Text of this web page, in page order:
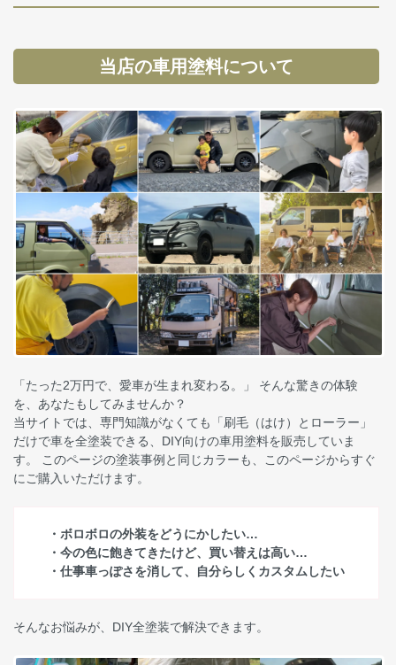
当店の車用塗料について
「たった2万円で、愛車が生まれ変わる。」 そんな驚きの体験
を、あなたもしてみませんか？
当サイトでは、専門知識がなくても「刷毛（はけ）とローラー」
だけで車を全塗装できる、DIY向けの車用塗料を販売していま
す。 このページの塗装事例と同じカラーも、このページからすぐ
にご購入いただけます。
・ボロボロの外装をどうにかしたい…
・今の色に飽きてきたけど、買い替えは高い…
・仕事車っぽさを消して、自分らしくカスタムしたい
そんなお悩みが、DIY全塗装で解決できます。